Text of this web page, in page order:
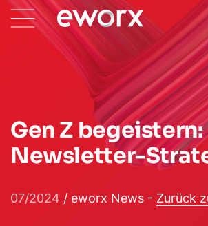
Gen Z begeistern:
Newsletter-
07/2024 / eworx News - Zurück